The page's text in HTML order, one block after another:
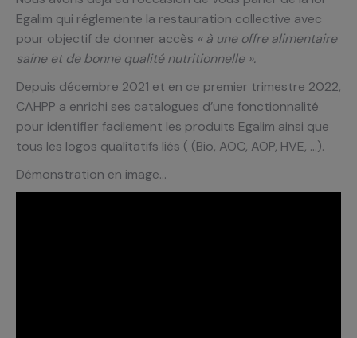
Egalim qui réglemente la restauration collective avec
pour objectif de donner accès « à une offre alimentaire
saine et de bonne qualité nutritionnelle ».
Depuis décembre 2021 et en ce premier trimestre 2022,
CAHPP a enrichi ses catalogues d’une fonctionnalité
pour identifier facilement les produits Egalim ainsi que
tous les logos qualitatifs liés ( (Bio, AOC, AOP, HVE, …).
Démonstration en image…